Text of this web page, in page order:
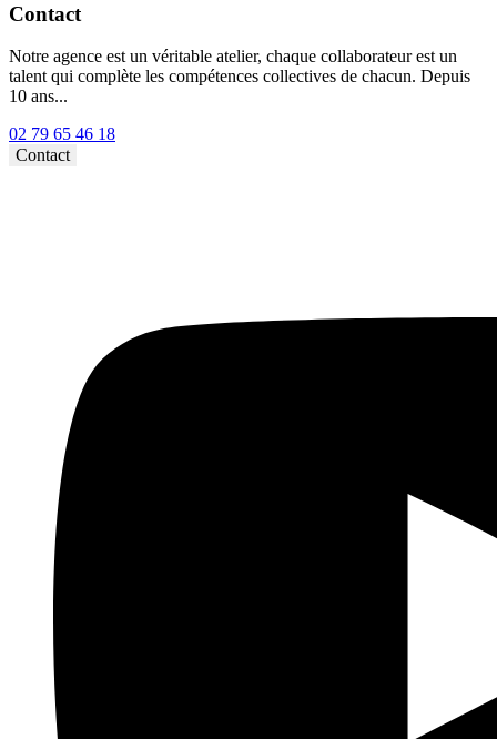
Contact
Notre agence est un véritable atelier, chaque collaborateur est un
talent qui complète les compétences collectives de chacun. Depuis
10 ans...
02 79 65 46 18⁩
Contact